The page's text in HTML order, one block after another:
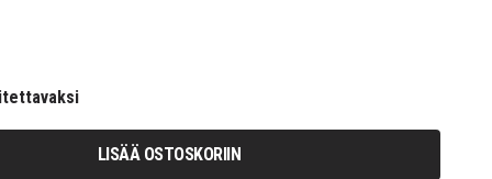
LISÄÄ OSTOSKORIIN